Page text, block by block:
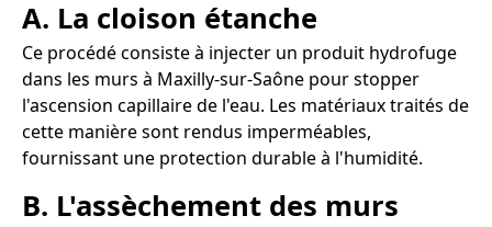
A. La cloison étanche
Ce procédé consiste à injecter un produit hydrofuge
dans les murs à Maxilly-sur-Saône pour stopper
l'ascension capillaire de l'eau. Les matériaux traités de
cette manière sont rendus imperméables,
fournissant une protection durable à l'humidité.
B. L'assèchement des murs